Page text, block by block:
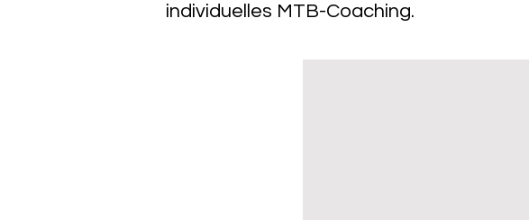
individuelles MTB-Coaching.